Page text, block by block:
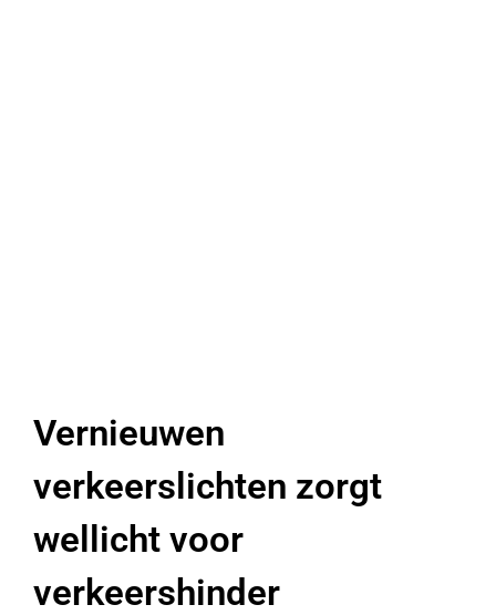
Vernieuwen
verkeerslichten zorgt
wellicht voor
verkeershinder